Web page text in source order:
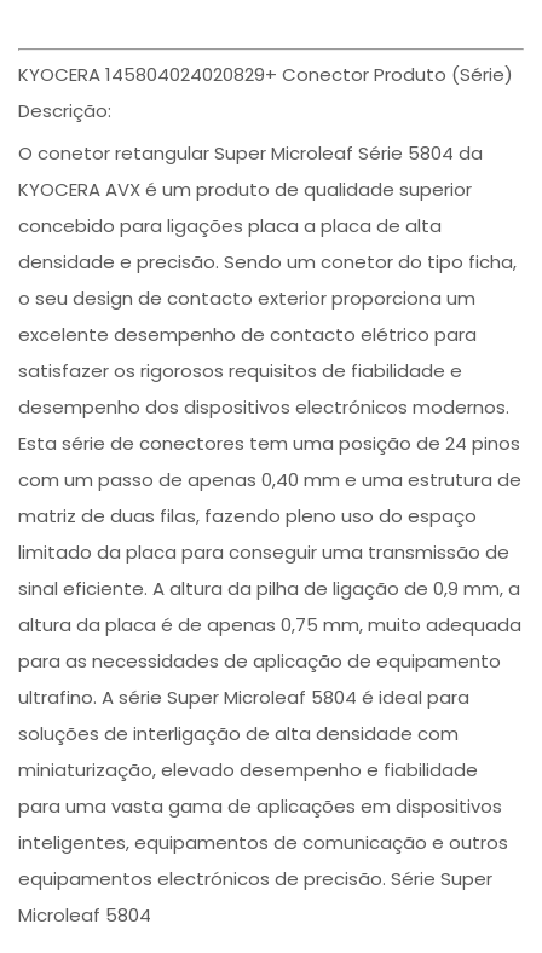
KYOCERA 145804024020829+ Conector Produto (Série)
Descrição:
O conetor retangular Super Microleaf Série 5804 da
KYOCERA AVX é um produto de qualidade superior
concebido para ligações placa a placa de alta
densidade e precisão. Sendo um conetor do tipo ficha,
o seu design de contacto exterior proporciona um
excelente desempenho de contacto elétrico para
satisfazer os rigorosos requisitos de fiabilidade e
desempenho dos dispositivos electrónicos modernos.
Esta série de conectores tem uma posição de 24 pinos
com um passo de apenas 0,40 mm e uma estrutura de
matriz de duas filas, fazendo pleno uso do espaço
limitado da placa para conseguir uma transmissão de
sinal eficiente. A altura da pilha de ligação de 0,9 mm, a
altura da placa é de apenas 0,75 mm, muito adequada
para as necessidades de aplicação de equipamento
ultrafino. A série Super Microleaf 5804 é ideal para
soluções de interligação de alta densidade com
miniaturização, elevado desempenho e fiabilidade
para uma vasta gama de aplicações em dispositivos
inteligentes, equipamentos de comunicação e outros
equipamentos electrónicos de precisão. Série Super
Microleaf 5804